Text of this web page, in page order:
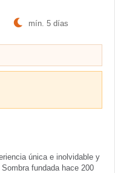
mín. 5 días
única e inolvidable y
fundada hace 200